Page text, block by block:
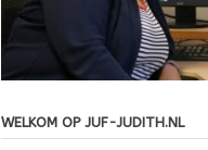
WELKOM OP JUF-JUDITH.NL